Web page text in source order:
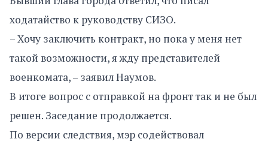
ходатайство к руководству СИЗО.
– Хочу заключить контракт, но пока у меня нет
такой возможности, я жду представителей
военкомата, – заявил Наумов.
В итоге вопрос с отправкой на фронт так и не был
решен. Заседание продолжается.
По версии следствия, мэр содействовал